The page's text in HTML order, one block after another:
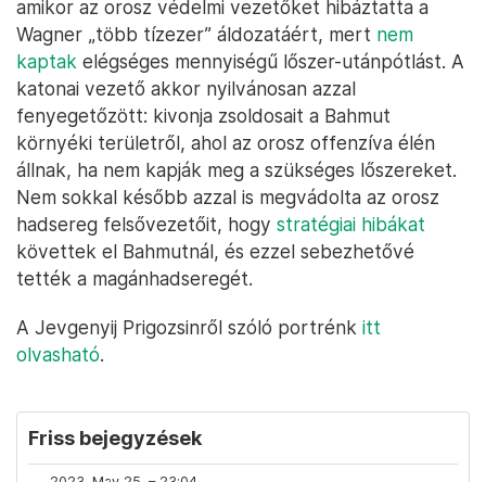
amikor az orosz védelmi vezetőket hibáztatta a
Wagner „több tízezer” áldozatáért, mert nem
kaptak elégséges mennyiségű lőszer-utánpótlást. A
katonai vezető akkor nyilvánosan azzal
fenyegetőzött: kivonja zsoldosait a Bahmut
környéki területről, ahol az orosz offenzíva élén
állnak, ha nem kapják meg a szükséges lőszereket.
Nem sokkal később azzal is megvádolta az orosz
hadsereg felsővezetőit, hogy stratégiai hibákat
követtek el Bahmutnál, és ezzel sebezhetővé
tették a magánhadseregét.
A Jevgenyij Prigozsinről szóló portrénk itt
olvasható.
Friss bejegyzések